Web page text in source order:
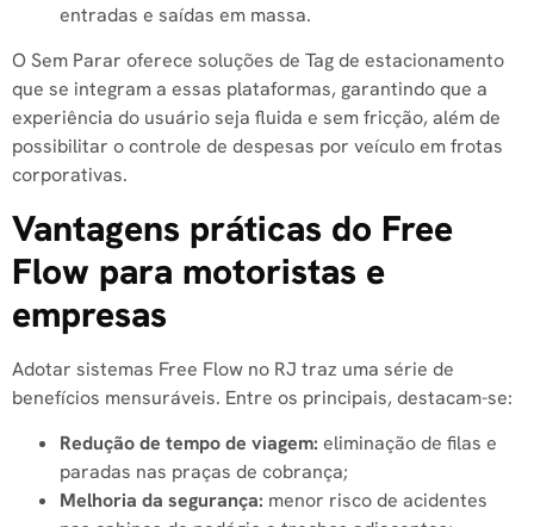
entradas e saídas em massa.
O Sem Parar oferece soluções de Tag de estacionamento
que se integram a essas plataformas, garantindo que a
experiência do usuário seja fluida e sem fricção, além de
possibilitar o controle de despesas por veículo em frotas
corporativas.
Vantagens práticas do Free
Flow para motoristas e
empresas
Adotar sistemas Free Flow no RJ traz uma série de
benefícios mensuráveis. Entre os principais, destacam-se:
Redução de tempo de viagem: eliminação de filas e
paradas nas praças de cobrança;
Melhoria da segurança: menor risco de acidentes